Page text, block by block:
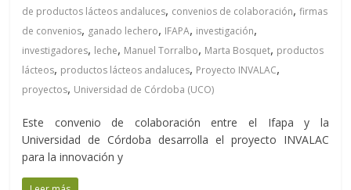
de productos lácteos andaluces, convenios de colaboración,firmas
de convenios, ganado lechero, IFAPA, investigación,
investigadores, leche, Manuel Torralbo, Marta Bosquet, productos
lácteos, productos lácteos andaluces, Proyecto INVALAC,
proyectos, Universidad de Córdoba (UCO)
Este convenio de colaboración entre el Ifapa y la
Universidad de Córdoba desarrolla el proyecto INVALAC
para la innovación y